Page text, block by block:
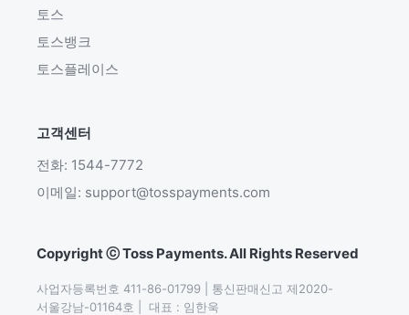
토스
토스뱅크
토스플레이스
고객센터
전화: 1544-7772
이메일: support@tosspayments.com
Copyright ⓒ Toss Payments. All Rights Reserved
사업자등록번호 411-86-01799 | 통신판매신고 제2020-
서울강남-01164호 |  대표 : 임한욱